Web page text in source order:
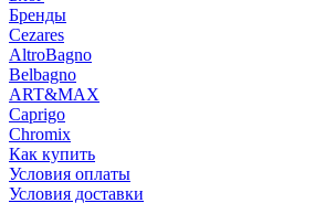
Бренды
Cezares
AltroBagno
Belbagno
ART&MAX
Caprigo
Chromix
Как купить
Условия оплаты
Условия доставки